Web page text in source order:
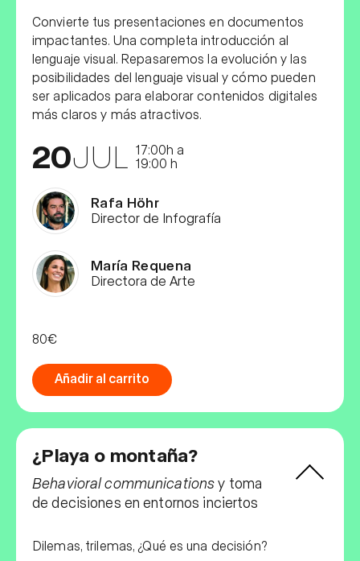
Convierte tus presentaciones en documentos
impactantes. Una completa introducción al
lenguaje visual. Repasaremos la evolución y las
posibilidades del lenguaje visual y cómo pueden
ser aplicados para elaborar contenidos digitales
más claros y más atractivos.
20JUL
17:00h a
19:00 h
Rafa Höhr
Director de Infografía
María Requena
Directora de Arte
80€
Añadir al carrito
¿Playa o montaña?
Behavioral communicationsy toma
de decisiones en entornos inciertos
Dilemas, trilemas, ¿Qué es una decisión?